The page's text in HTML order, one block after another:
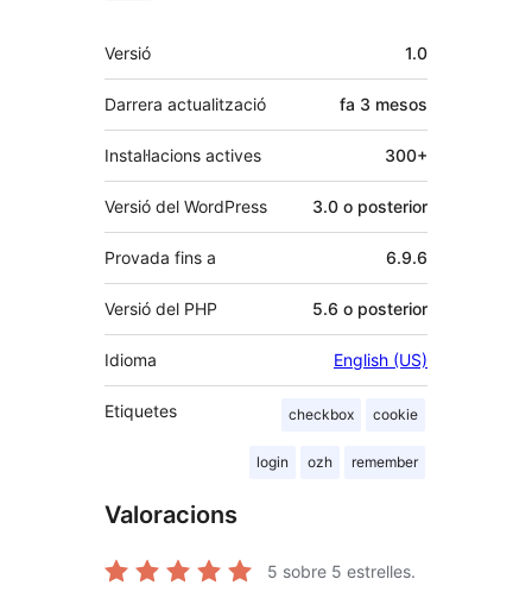
Meta
Versió 1.0
Darrera actualització fa 3 mesos
Instal·lacions actives 300+
Versió del WordPress 3.0 o posterior
Provada fins a 6.9.6
Versió del PHP 5.6 o posterior
Idioma English (US)
Etiquetes checkbox cookie
login ozh remember
Valoracions
5 sobre 5 estrelles.